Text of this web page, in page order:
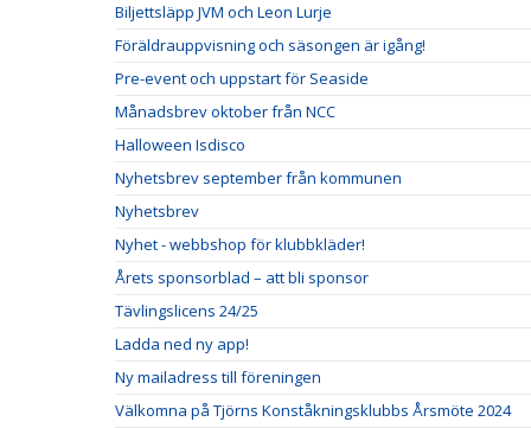
Biljettsläpp JVM och Leon Lurje
Föräldrauppvisning och säsongen är igång!
Pre-event och uppstart för Seaside
Månadsbrev oktober från NCC
Halloween Isdisco
Nyhetsbrev september från kommunen
Nyhetsbrev
Nyhet - webbshop för klubbkläder!
Årets sponsorblad – att bli sponsor
Tävlingslicens 24/25
Ladda ned ny app!
Ny mailadress till föreningen
Välkomna på Tjörns Konståkningsklubbs Årsmöte 2024